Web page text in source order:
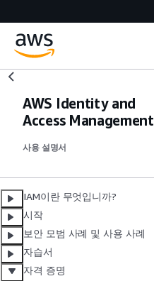
AWS Identity and
Access Management
사용 설명서
IAM이란 무엇입니까?
시작
보안 모범 사례 및 사용 사례
자습서
자격 증명